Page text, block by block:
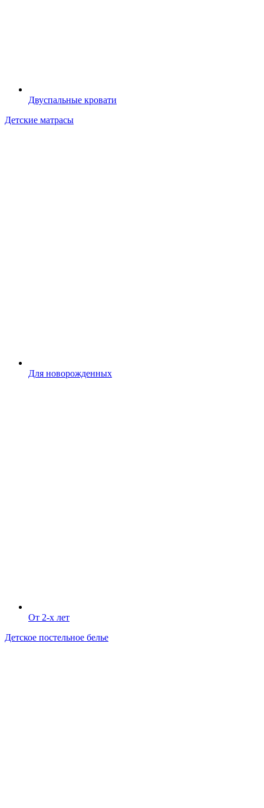
Двуспальные кровати
Детские матрасы
Для новорожденных
От 2-х лет
Детское постельное белье